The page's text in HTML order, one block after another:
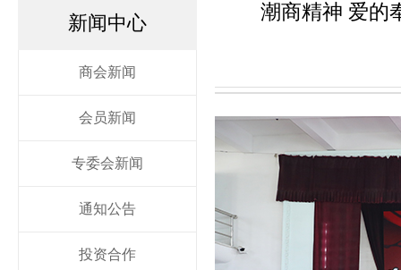
新闻中心
商会新闻
会员新闻
专委会新闻
通知公告
投资合作
潮商精神 爱的